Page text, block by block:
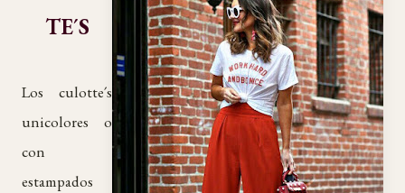
TE´S
Los culotte´s
unicolores o
con
estampados